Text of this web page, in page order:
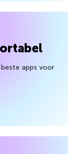
apps voor